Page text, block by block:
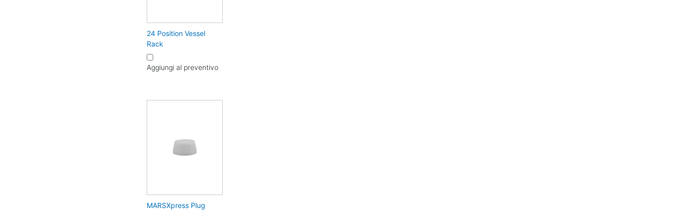
24 Position Vessel
Rack
Aggiungi al preventivo
MARSXpress Plug